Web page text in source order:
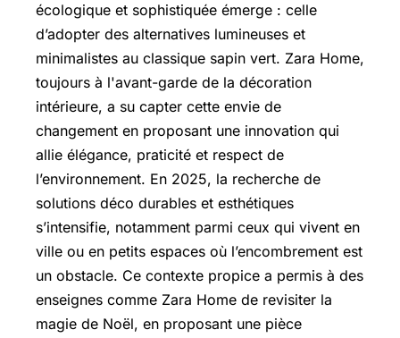
écologique et sophistiquée émerge : celle
d’adopter des alternatives lumineuses et
minimalistes au classique sapin vert. Zara Home,
toujours à l'avant-garde de la décoration
intérieure, a su capter cette envie de
changement en proposant une innovation qui
allie élégance, praticité et respect de
l’environnement. En 2025, la recherche de
solutions déco durables et esthétiques
s’intensifie, notamment parmi ceux qui vivent en
ville ou en petits espaces où l’encombrement est
un obstacle. Ce contexte propice a permis à des
enseignes comme Zara Home de revisiter la
magie de Noël, en proposant une pièce